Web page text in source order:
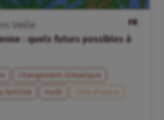
FR
Veille
: quels futurs possibles à
Changement climatique
fertilité
Forêt
Côte d’Ivoire